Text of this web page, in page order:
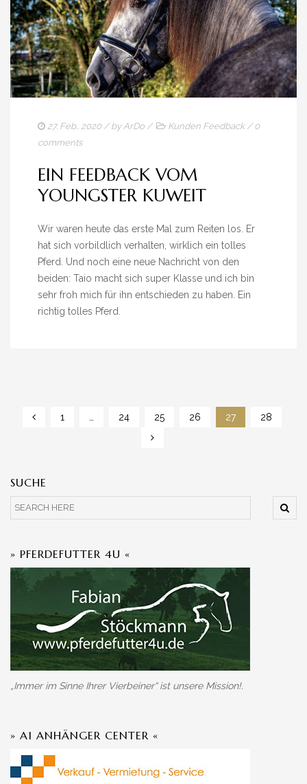
27. Feb.. 2020 / by ArDo / Kunden Feedback/ 0
comments
EIN FEEDBACK VOM
YOUNGSTER KUWEIT
Wir waren heute das erste Mal zum Reiten los. Er
hat sich vorbildlich verhalten, wirklich ein tolles
Pferd. Und noch eine neue Nachricht von den
beiden: Taio macht sich super Klasse und ich bin
sehr froh mich für ihn entschieden zu haben. Ein
richtig tolles Pferd.
1 24 25 26 27 28
SUCHE
» PFERDEFUTTER 4U «
„Immer im Sinne Ihrer Vierbeiner“ ist unsere Mission!.
» A1 ANHÄNGER CENTER «